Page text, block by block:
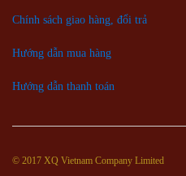
Chính sách giao hàng, đổi trả
Hướng dẫn mua hàng
Hướng dẫn thanh toán
© 2017 XQ Vietnam Company Limited